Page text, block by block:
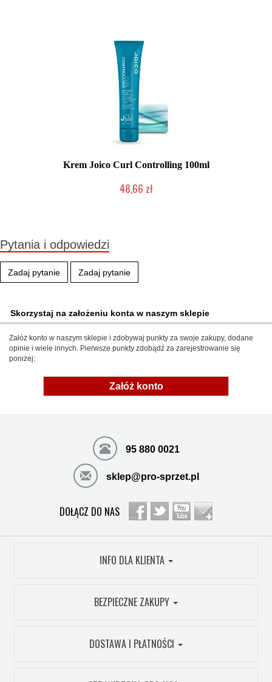
Krem Joico Curl Controlling 100ml
48,66 zł
Pytania i odpowiedzi
Zadaj pytanie Zadaj pytanie
Skorzystaj na założeniu konta w naszym sklepie
Załóż konto w naszym sklepie i zdobywaj punkty za swoje zakupy, dodane
opinie i wiele innych. Pierwsze punkty zdobądź za zarejestrowanie się
poniżej:
Załóż konto
95 880 0021
sklep@pro-sprzet.pl
DOŁĄCZ DO NAS
INFO DLA KLIENTA
BEZPIECZNE ZAKUPY
DOSTAWA I PŁATNOŚCI